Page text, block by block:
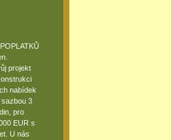
projekt
nabídek
3
pro
EUR s
U nás